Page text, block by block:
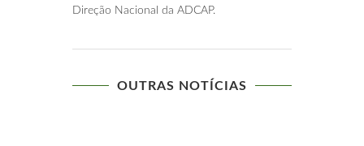
Direção Nacional da ADCAP.
OUTRAS NOTÍCIAS